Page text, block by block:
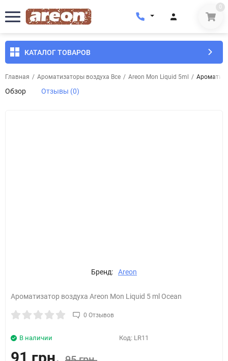
0
КАТАЛОГ ТОВАРОВ
Главная / Ароматизаторы воздуха Все / Areon Mon Liquid 5ml /
Обзор Отзывы (0)
Бренд: Areon
Ароматизатор воздуха Areon Mon Liquid 5 ml Ocean
0 Отзывов
В наличии Код: LR11